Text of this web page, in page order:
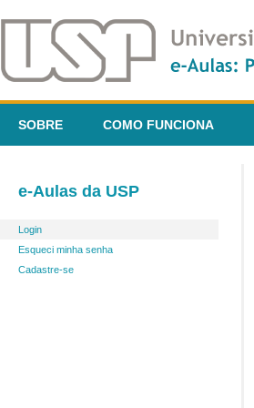
SOBRE COMO FUNCIONA
e-Aulas da USP
Login
Esqueci minha senha
Cadastre-se